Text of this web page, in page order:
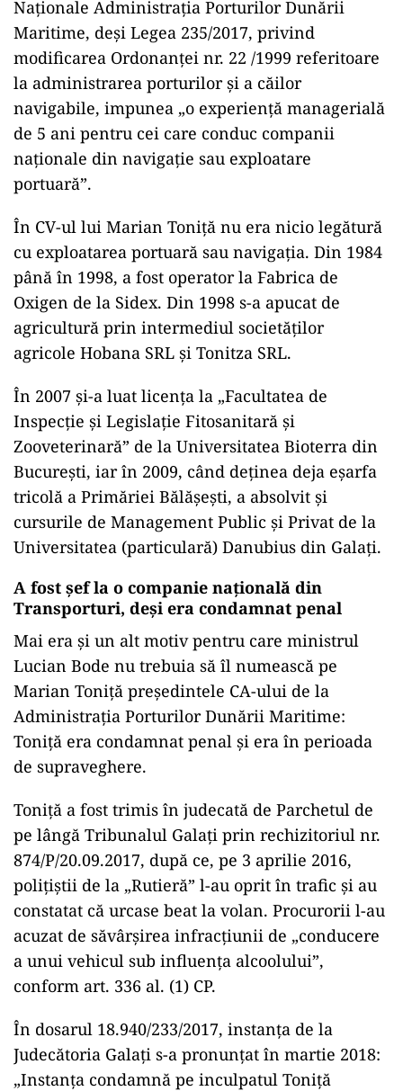
Naționale Administrația Porturilor Dunării
Maritime, deși Legea 235/2017, privind
modificarea Ordonanței nr. 22 /1999 referitoare
la administrarea porturilor și a căilor
navigabile, impunea „o experiență managerială
de 5 ani pentru cei care conduc companii
naționale din navigație sau exploatare
portuară”.
În CV-ul lui Marian Toniță nu era nicio legătură
cu exploatarea portuară sau navigația. Din 1984
până în 1998, a fost operator la Fabrica de
Oxigen de la Sidex. Din 1998 s-a apucat de
agricultură prin intermediul societăților
agricole Hobana SRL și Tonitza SRL.
În 2007 și-a luat licența la „Facultatea de
Inspecție și Legislație Fitosanitară și
Zooveterinară” de la Universitatea Bioterra din
București, iar în 2009, când deținea deja eșarfa
tricolă a Primăriei Bălășești, a absolvit și
cursurile de Management Public și Privat de la
Universitatea (particulară) Danubius din Galați.
A fost șef la o companie națională din
Transporturi, deși era condamnat penal
Mai era și un alt motiv pentru care ministrul
Lucian Bode nu trebuia să îl numească pe
Marian Toniță președintele CA-ului de la
Administrația Porturilor Dunării Maritime:
Toniță era condamnat penal și era în perioada
de supraveghere.
Toniță a fost trimis în judecată de Parchetul de
pe lângă Tribunalul Galați prin rechizitoriul nr.
874/P/20.09.2017, după ce, pe 3 aprilie 2016,
polițiștii de la „Rutieră” l-au oprit în trafic și au
constatat că urcase beat la volan. Procurorii l-au
acuzat de săvârşirea infracţiunii de „conducere
a unui vehicul sub influenţa alcoolului”,
conform art. 336 al. (1) CP.
În dosarul 18.940/233/2017, instanța de la
Judecătoria Galați s-a pronunțat în martie 2018:
„Instanța condamnă pe inculpatul Toniță